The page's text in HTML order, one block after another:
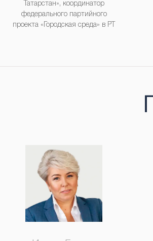
Татарстан», координатор
федерального партийного
проекта «Городская среда» в РТ